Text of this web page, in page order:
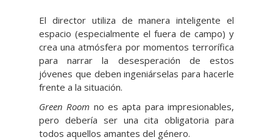
El director utiliza de manera inteligente el
espacio (especialmente el fuera de campo) y
crea una atmósfera por momentos terrorífica
para narrar la desesperación de estos
jóvenes que deben ingeniárselas para hacerle
frente a la situación.
Green Room no es apta para impresionables,
pero debería ser una cita obligatoria para
todos aquellos amantes del género.